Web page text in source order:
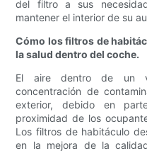
del filtro a sus
mantener el interior de su
Cómo los filtros de
la salud dentro del coche.
El aire dentro de un
concentración de
exterior, debido en
proximidad de los
Los filtros de habitáculo
en la mejora de la